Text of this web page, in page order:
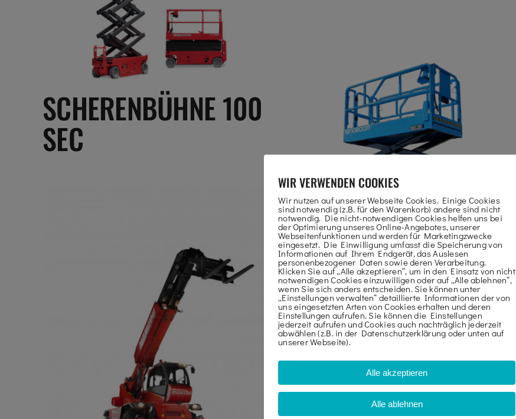
SCHERENBÜHNE 100
SEC
SCHERENBÜHNE GN
2746 E
WIR VERWENDEN COOKIES
Wir nutzen auf unserer Webseite Cookies. Einige Cookies
sind notwendig (z.B. für den Warenkorb) andere sind nicht
notwendig. Die nicht-notwendigen Cookies helfen uns bei
der Optimierung unseres Online-Angebotes, unserer
Webseitenfunktionen und werden für Marketingzwecke
eingesetzt. Die Einwilligung umfasst die Speicherung von
Informationen auf Ihrem Endgerät, das Auslesen
personenbezogener Daten sowie deren Verarbeitung.
Klicken Sie auf „Alle akzeptieren“, um in den Einsatz von nicht
notwendigen Cookies einzuwilligen oder auf „Alle ablehnen“,
wenn Sie sich anders entscheiden. Sie können unter
„Einstellungen verwalten“ detaillierte Informationen der von
uns eingesetzten Arten von Cookies erhalten und deren
Einstellungen aufrufen. Sie können die Einstellungen
jederzeit aufrufen und Cookies auch nachträglich jederzeit
abwählen (z.B. in der Datenschutzerklärung oder unten auf
unserer Webseite).
Alle akzeptieren
Alle ablehnen